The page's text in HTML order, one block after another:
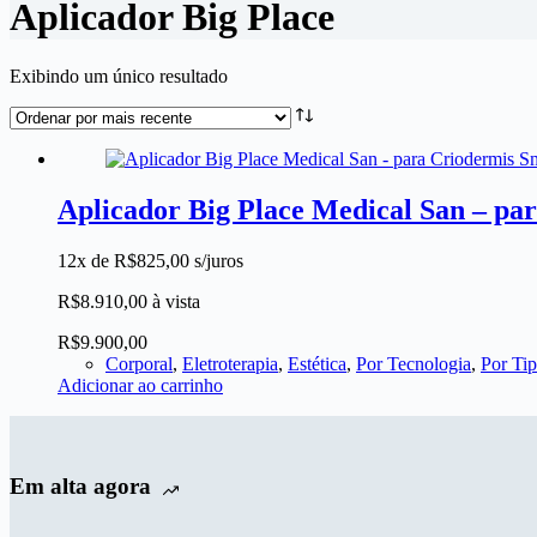
Aplicador Big Place
Exibindo um único resultado
Aplicador Big Place Medical San –
12x de R$825,00 s/juros
R$8.910,00 à vista
R$9.900,00
Corporal, Eletroterapia, Estética, Por Tecnologia, Por
Adicionar ao carrinho
Em alta agora